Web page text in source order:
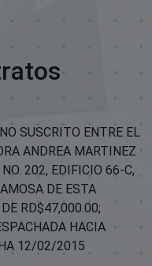
SUSCRITO ENTRE EL
ANDREA MARTINEZ
202, EDIFICIO 66-C,
DE ESTA
RD$47,000.00;
HACIA
12/02/2015